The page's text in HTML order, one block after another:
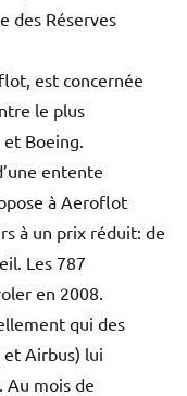
des Réserves
est concernée
le plus
Boeing.
entente
à Aeroflot
à un prix réduit: de
Les 787
en 2008.
qui des
Airbus) lui
Au mois de